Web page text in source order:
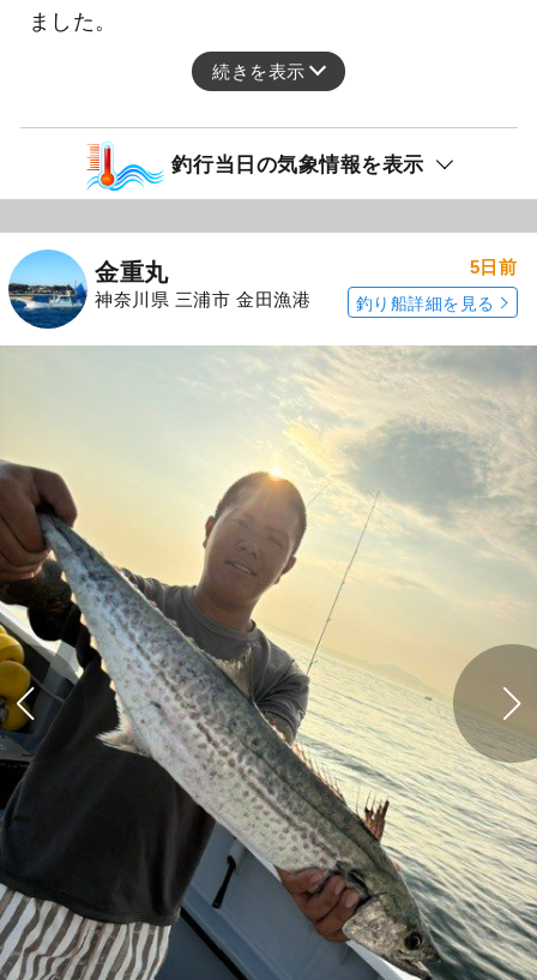
ました。
続きを表示
釣行当日の気象情報を表示
金重丸
神奈川県 三浦市 金田漁港
5日前
釣り船詳細を見る